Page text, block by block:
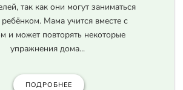
так как они могут заниматься
ребёнком. Мама учится вместе с
и может повторять некоторые
упражнения дома...
ПОДРОБНЕЕ